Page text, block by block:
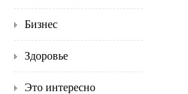
Бизнес
Здоровье
Это интересно